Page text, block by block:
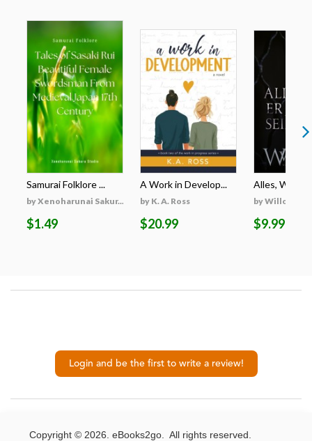
Samurai Folklore ...
by Xenoharunai Sakur...
$1.49
A Work in Develop...
by K. A. Ross
$20.99
Alles, Was Er
by Willow
$9.99
Login and be the first to write a review!
Copyright © 2026. eBooks2go. All rights reserved.